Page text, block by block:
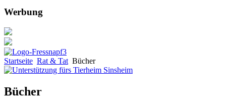
Werbung
Startseite Rat & Tat Bücher
Bücher